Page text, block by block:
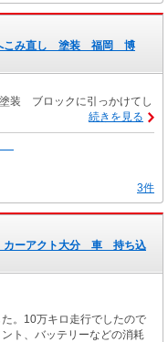
こみ直し 塗装 福岡 博
装 ブロックに引っかけてし
続きを見る
3件
ーアクト大分 車 持ち込
。10万キロ走行でしたので
ト、バッテリーなどの消耗